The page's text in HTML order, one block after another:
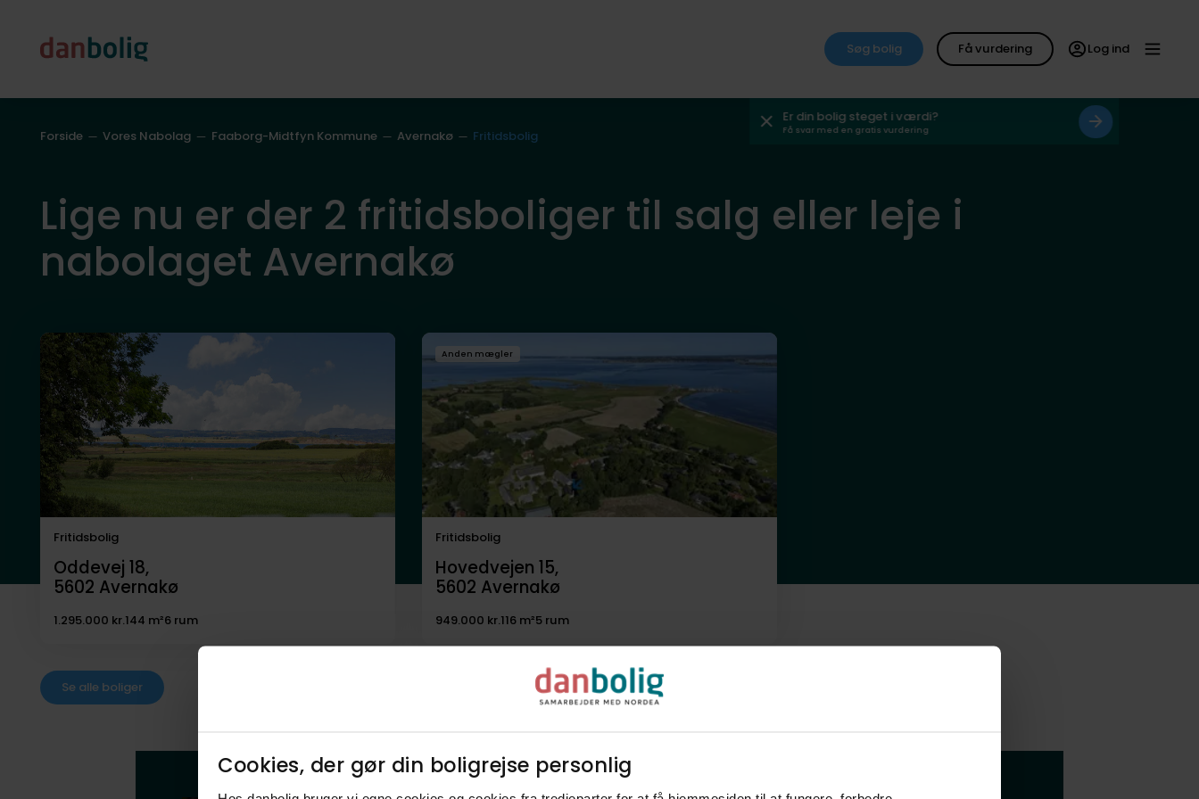
Cookies, der gør din boligrejse personlig​
Søg bolig Få vurdering Log ind
Er din bolig steget i værdi?
Få svar med en gratis vurdering
Forside Vores Nabolag Faaborg-Midtfyn Kommune Avernakø Fritidsbolig
Lige nu er der 2 fritidsboliger til salg eller leje i
nabolaget Avernakø
Fritidsbolig
Oddevej 18,
5602 Avernakø
1.295.000 kr.144 m²6 rum
Anden mægler
Fritidsbolig
Hovedvejen 15,
5602 Avernakø
949.000 kr.116 m²5 rum
Se alle boliger